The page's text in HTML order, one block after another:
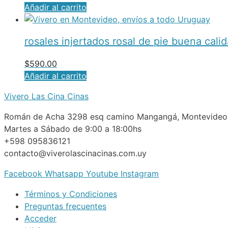
Añadir al carrito
rosales injertados rosal de pie buena
$590.00
Añadir al carrito
Vivero Las Cina Cinas
Román de Acha 3298 esq camino Mangangá, Montevideo
Martes a Sábado de 9:00 a 18:00hs
+598 095836121
contacto@viverolascinacinas.com.uy
Facebook Whatsapp Youtube Instagram
Términos y Condiciones
Preguntas frecuentes
Acceder